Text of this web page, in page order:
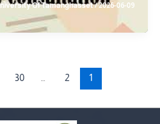
Of Tamanghasset/2026-06-09
1
2
…
30